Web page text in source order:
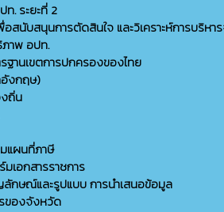
. ระยะที่ 2
สนับสนุนการตัดสินใจ และวิเคราะห์การบริห
ภาพ อปท.
ฐานเขตการปกครองของไทย
อังกฤษ)
ถิ่น
แผนที่ภาษี
เอกสารราชการ
กษณ์และรูปแบบ การนำเสนอข้อมูล
ของจังหวัด